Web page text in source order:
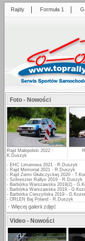
Rajdy | Formuła 1 |
Foto - Nowości
Rajd Małopolski 2022 -
K.Duszyk
- EHC Limanowa 2021 - R.Duszyk
- Rajd Memoriał 2021 - R.Duszyk
- Rajd Ziemi Głubczyckiej 2020 -
- Szilveszter Rallye 2019 - R.Duszyk
- Barbórka Warszawska 2019(2) -
- Barbórka Warszawska 2019 -
- Barbórka Cieszyńska 2019 -
- ORLEN Baj Poland - R.Duszyk
- Więcej galerii zdjęć
Video - Nowości